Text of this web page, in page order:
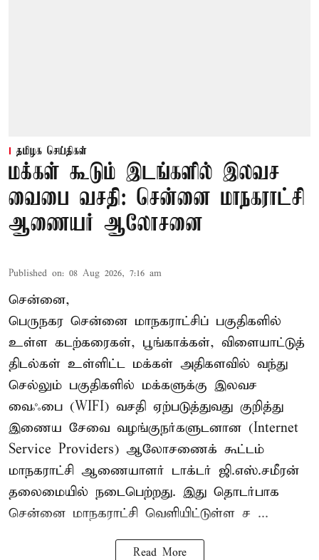
தமிழக செய்திகள்
மக்கள் கூடும் இடங்களில் இலவச
வைபை வசதி: சென்னை மாநகராட்சி
ஆணையர் ஆலோசனை
Published on: 08 Aug 2026, 7:16 am
சென்னை,
பெருநகர சென்னை மாநகராட்சிப் பகுதிகளில்
உள்ள கடற்கரைகள், பூங்காக்கள், விளையாட்டுத்
திடல்கள் உள்ளிட்ட மக்கள் அதிகளவில் வந்து
செல்லும் பகுதிகளில் மக்களுக்கு இலவச
வைஃபை (WIFI) வசதி ஏற்படுத்துவது குறித்து
இணைய சேவை வழங்குநர்களுடனான (Internet
Service Providers) ஆலோசணைக் கூட்டம்
மாநகராட்சி ஆணையாளர் டாக்டர் ஜி.எஸ்.சமீரன்
தலைமையில் நடைபெற்றது. இது தொடர்பாக
சென்னை மாநகராட்சி வெளியிட்டுள்ள ச ...
Read More